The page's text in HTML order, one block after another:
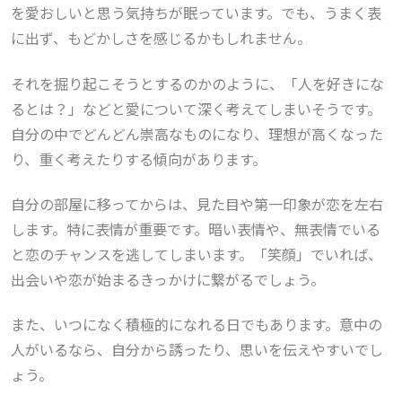
を愛おしいと思う気持ちが眠っています。でも、うまく表
に出ず、もどかしさを感じるかもしれません。
それを掘り起こそうとするのかのように、「人を好きにな
るとは？」などと愛について深く考えてしまいそうです。
自分の中でどんどん崇高なものになり、理想が高くなった
り、重く考えたりする傾向があります。
自分の部屋に移ってからは、見た目や第一印象が恋を左右
します。特に表情が重要です。暗い表情や、無表情でいる
と恋のチャンスを逃してしまいます。「笑顔」でいれば、
出会いや恋が始まるきっかけに繋がるでしょう。
また、いつになく積極的になれる日でもあります。意中の
人がいるなら、自分から誘ったり、思いを伝えやすいでし
ょう。